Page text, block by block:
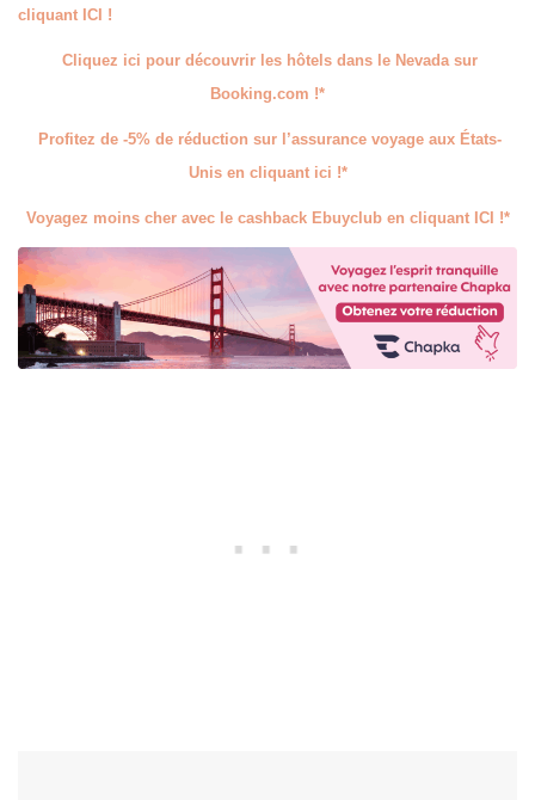
cliquant ICI !
Cliquez ici pour découvrir les hôtels dans le Nevada sur
Booking.com !*
Profitez de -5% de réduction sur l’assurance voyage aux États-
Unis en cliquant ici !*
Voyagez moins cher avec le cashback Ebuyclub en cliquant ICI !*